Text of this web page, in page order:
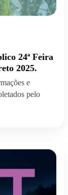
24ª Feira
2025.
e
pelo